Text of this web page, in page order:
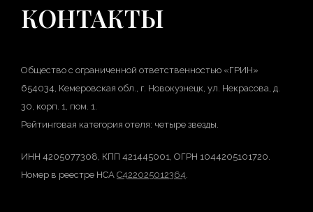
КОНТАКТЫ
Общество с ограниченной ответственностью «ГРИН»
654034, Кемеровская обл., г. Новокузнецк, ул. Некрасова, д.
30, корп. 1, пом. 1.
Рейтинговая категория отеля: четыре звезды.
ИНН 4205077308, КПП 421445001, ОГРН 1044205101720.
Номер в реестре НСА С422025012364